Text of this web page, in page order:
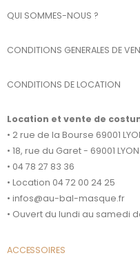
QUI SOMMES-NOUS ?
CONDITIONS GENERALES DE
CONDITIONS DE LOCATION
Location et vente de
• 2 rue de la Bourse 69001
• 18, rue du Garet - 69001 LYON
• 04 78 27 83 36
• Location 04 72 00 24 25
• infos@au-bal-masque.fr
• Ouvert du lundi au samedi
ACCESSOIRES